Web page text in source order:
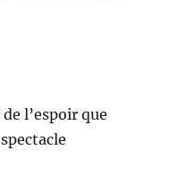
l’espoir que